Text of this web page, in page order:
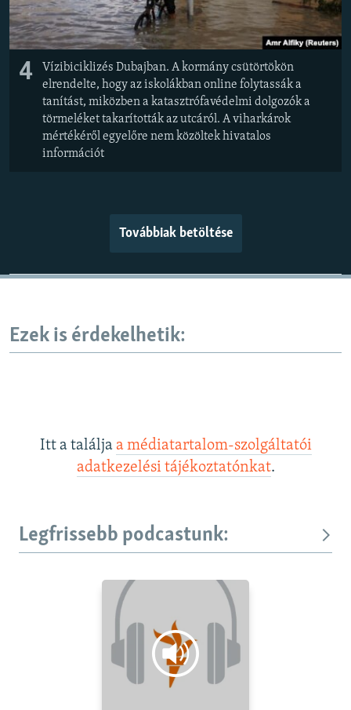
4
Vízibiciklizés Dubajban. A kormány csütörtökön
elrendelte, hogy az iskolákban online folytassák a
tanítást, miközben a katasztrófavédelmi dolgozók a
törmeléket takarították az utcáról. A viharkárok
mértékéről egyelőre nem közöltek hivatalos
információt
Továbbiak betöltése
Ezek is érdekelhetik:
Itt a találja a médiatartalom-szolgáltatói
adatkezelési tájékoztatónkat.
Legfrissebb podcastunk: